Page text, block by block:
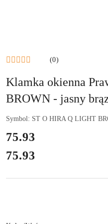
(0)
Klamka okienna
BROWN - jasny
Symbol: ST O HIRA Q LIGHT
cena:
75.93
Cena:
75.93